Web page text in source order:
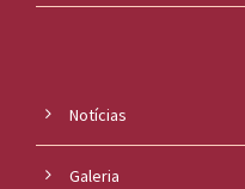
Notícias
Galeria